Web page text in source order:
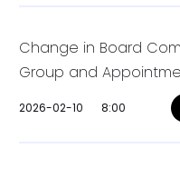
Change in Board
Group and
2026-02-10 8:00